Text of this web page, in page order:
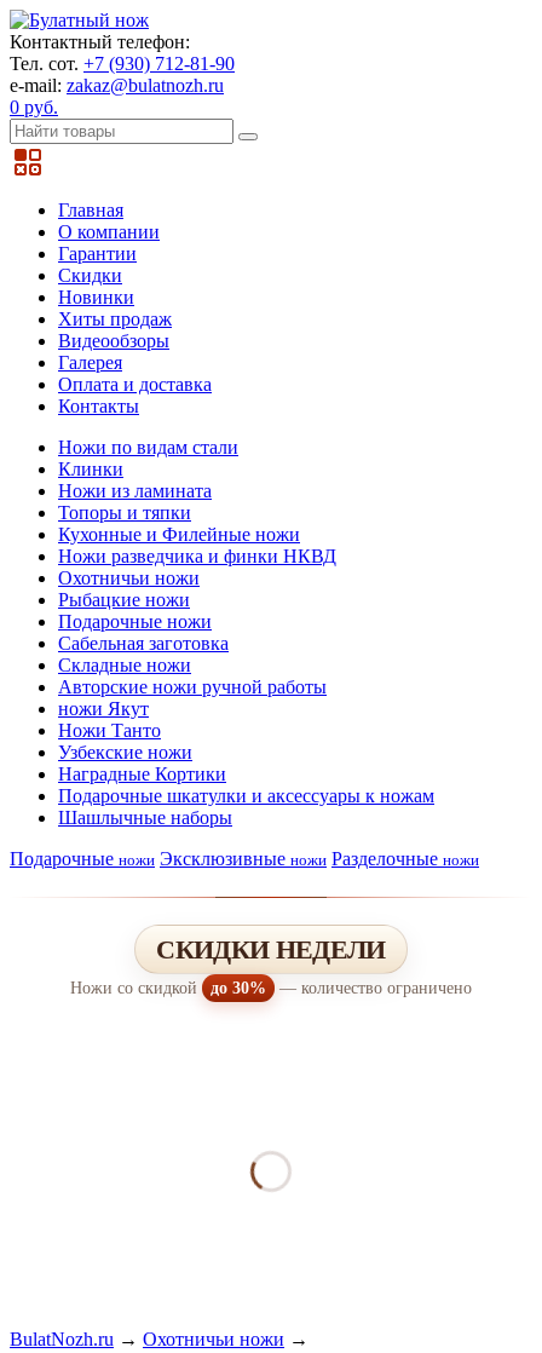
Контактный телефон:
Тел. сот. +7 (930) 712-81-90
e-mail: zakaz@bulatnozh.ru
0 руб.
Главная
О компании
Гарантии
Скидки
Новинки
Хиты продаж
Видеообзоры
Галерея
Оплата и доставка
Контакты
Ножи по видам стали
Клинки
Ножи из ламината
Топоры и тяпки
Кухонные и Филейные ножи
Ножи разведчика и финки НКВД
Охотничьи ножи
Рыбацкие ножи
Подарочные ножи
Сабельная заготовка
Складные ножи
Авторские ножи ручной работы
ножи Якут
Ножи Танто
Узбекские ножи
Наградные Кортики
Подарочные шкатулки и аксессуары к ножам
Шашлычные наборы
Подарочные ножи Эксклюзивные ножи Разделочные ножи
СКИДКИ НЕДЕЛИ
Ножи со скидкой до 30% — количество ограничено
BulatNozh.ru → Охотничьи ножи →